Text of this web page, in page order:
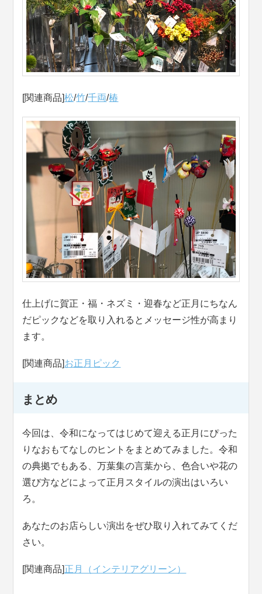
[関連商品]松/竹/千両/椿
仕上げに賀正・福・ネズミ・迎春など正月にちなん
だピックなどを取り入れるとメッセージ性が高まり
ます。
[関連商品]お正月ピック
まとめ
今回は、令和になってはじめて迎える正月にぴった
りなおもてなしのヒントをまとめてみました。令和
の典拠でもある、万葉集の言葉から、色合いや花の
選び方などによって正月スタイルの演出はいろい
ろ。
あなたのお店らしい演出をぜひ取り入れてみてくだ
さい。
[関連商品]正月（インテリアグリーン）